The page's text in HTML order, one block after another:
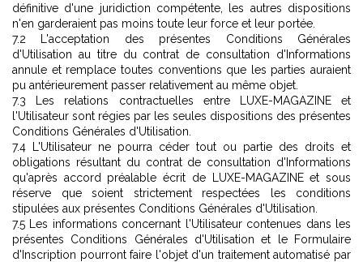
définitive d'une juridiction compétente, les autres dispositions
n'en garderaient pas moins toute leur force et leur portée.
7.2 L'acceptation des présentes Conditions Générales
d'Utilisation au titre du contrat de consultation d'Informations
annule et remplace toutes conventions que les parties auraient
pu antérieurement passer relativement au même objet.
7.3 Les relations contractuelles entre LUXE-MAGAZINE et
l'Utilisateur sont régies par les seules dispositions des présentes
Conditions Générales d'Utilisation.
7.4 L'Utilisateur ne pourra céder tout ou partie des droits et
obligations résultant du contrat de consultation d'Informations
qu'après accord préalable écrit de LUXE-MAGAZINE et sous
réserve que soient strictement respectées les conditions
stipulées aux présentes Conditions Générales d'Utilisation.
7.5 Les informations concernant l'Utilisateur contenues dans les
présentes Conditions Générales d'Utilisation et le Formulaire
d'Inscription pourront faire l'objet d'un traitement automatisé par